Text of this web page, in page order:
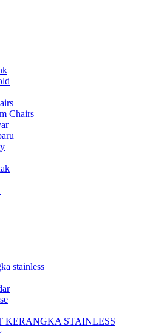
Chairs
stainless
KERANGKA STAINLESS